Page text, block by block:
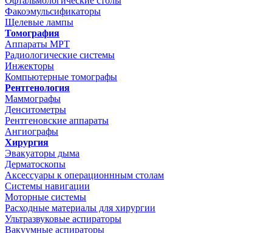
Факоэмульсификаторы
Щелевые лампы
Томография
Аппараты МРТ
Радиологические системы
Инжекторы
Компьютерные томографы
Рентгенология
Маммографы
Денситометры
Рентгеновские аппараты
Ангиографы
Хирургия
Эвакуаторы дыма
Дерматоскопы
Аксессуары к операционнным столам
Системы навигации
Моторные системы
Расходные материалы для хирургии
Ультразвуковые аспираторы
Вакуумные аспираторы